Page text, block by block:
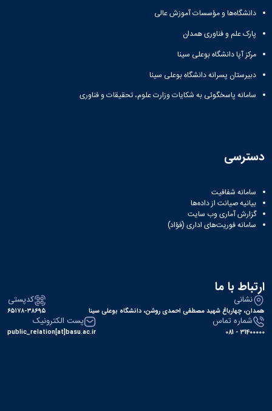
دانشگاه‌ها و مؤسسات آموزش عالی
پارک علم و فناوری همدان
مرکز آپا دانشگاه بوعلی سینا
دبیرستان پسرانه دانشگاه بوعلی سینا
سامانه پاسخگوئی به شکایات وزارت علوم، تحقیقات و فناوری
دسترسی
سامانه شفافیت
بیانیه صیانت از داده‌ها
گزارش آماری وب‌ سایت
سامانه فوریت‌های اداری (فؤاد)
ارتباط با ما
نشانی
همدان، چهارباغ شهید مصطفی احمدی روشن، دانشگاه بوعلی سینا
کدپستی
۶۵۱۷۸-۳۸۶۹۵
شماره تماس
31400000 - 081
پست الکترونیک
public_relation[at]basu.ac.ir